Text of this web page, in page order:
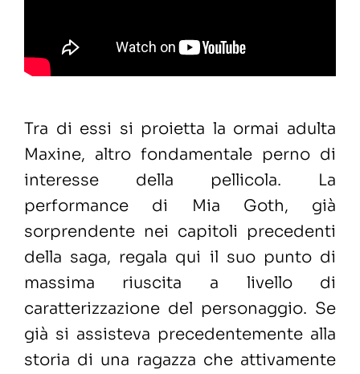
Tra di essi si proietta la ormai adulta
Maxine, altro fondamentale perno di
interesse della pellicola. La
performance di Mia Goth, già
sorprendente nei capitoli precedenti
della saga, regala qui il suo punto di
massima riuscita a livello di
caratterizzazione del personaggio. Se
già si assisteva precedentemente alla
storia di una ragazza che attivamente